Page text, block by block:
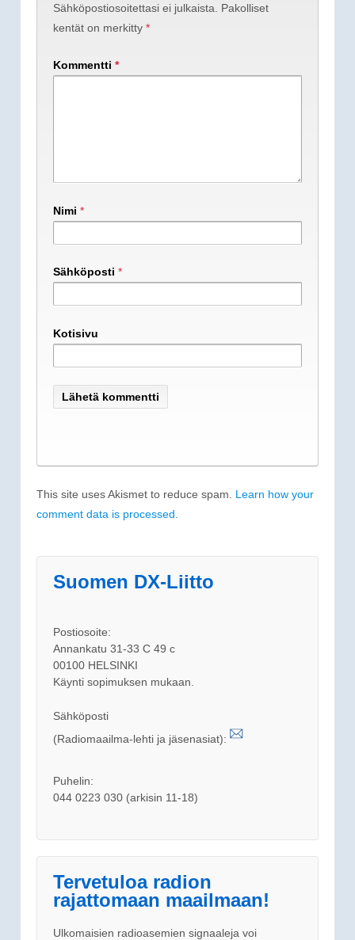
Sähköpostiosoitettasi ei julkaista.
Pakolliset
kentät on merkitty *
Kommentti *
Nimi *
Sähköposti *
Kotisivu
This site uses Akismet to reduce spam. Learn how your
comment data is processed.
Suomen DX-Liitto
Postiosoite:
Annankatu 31-33 C 49 c
00100 HELSINKI
Käynti sopimuksen mukaan.
Sähköposti
(Radiomaailma-lehti ja jäsenasiat):
Puhelin:
044 0223 030 (arkisin 11-18)
Tervetuloa radion
rajattomaan maailmaan!
Ulkomaisien radioasemien signaaleja voi